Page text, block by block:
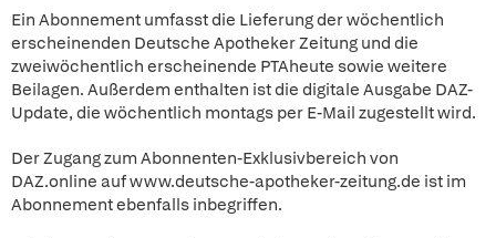
Ein Abonnement umfasst die Lieferung der wöchentlich
erscheinenden Deutsche Apotheker Zeitung und die
zweiwöchentlich erscheinende PTAheute sowie weitere
Beilagen. Außerdem enthalten ist die digitale Ausgabe DAZ-
Update, die wöchentlich montags per E-Mail zugestellt wird.
Der Zugang zum Abonnenten-Exklusivbereich von
DAZ.online auf www.deutsche-apotheker-zeitung.de ist im
Abonnement ebenfalls inbegriffen.